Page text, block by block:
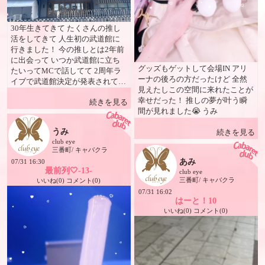
同伴料無料 飲み放題・キープコ
ースどちらでも 🍺アサヒスーパ
ードライ生ビールOK！ 宴会への
女の子無料派遣も大歓迎✨ 「女の
子呼んでや〜！」というお客様・
飲食店様もお気軽にどうぞ😆 他
にはない魅力が詰まったキャバク
ラです✨ 📱 SNS・メディア 📸
Instagram
@club_eye_yuki1117（ストーリ
ー毎日更新中✨） 🌐 Facebook 五
きチャンネル 🎵 TikTok
@igarashiyuki1117 📝 ナビパラ・
ポケパラ・ナイツネット掲載中
🎶 五十嵐ゆき テーマソング 『お
まえとおったらおもろいわ〜🎵
どこのどいつもかなわんわ〜🎵』
📌 #ハイハーイ #なんとなんと #
五十嵐ゆきシャンパンコール #松
山ナンバーワンクラブアイ #愛媛
県
グッズもゲットして会場IN アリ
ーナの後ろの方だったけど 全然
見えたしこの空間に来れたことが
幸せだった！ 推しの夢が叶う瞬
続きを見る
30年生きてきて たくさんの推し
活をしてきて 人生初の武道館に
行きました！ 今の推しとは2年前
に出会って いつか武道館に立ち
たいってMCで話してて 2周年ラ
イブで武道館決定が発表されて
続きを見る
うみ
club eye
三番町/ キャバクラ
07/31 16:30
最前列‎🤍-13-
いいね(0) コメント(0)
あみ
club eye
三番町/ キャバクラ
07/31 16:02
はーと！10
いいね(0) コメント(0)